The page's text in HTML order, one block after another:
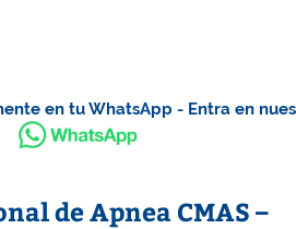
en tu WhatsApp - Entra en
de Apnea CMAS –